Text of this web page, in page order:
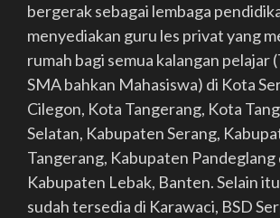
bergerak sebagai lembaga
menyediakan guru les privat yang
rumah bagi semua kalangan pelajar
SMA bahkan Mahasiswa) di Kota
Cilegon, Kota Tangerang, Kota
Selatan, Kabupaten Serang,
Tangerang, Kabupaten Pandeglang
Kabupaten Lebak, Banten. Selain
sudah tersedia di Karawaci, BSD